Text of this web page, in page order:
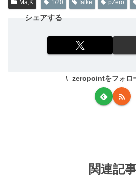
Ma,K 1/20 falke pZero
シェアする
zeropointをフォロ
関連記